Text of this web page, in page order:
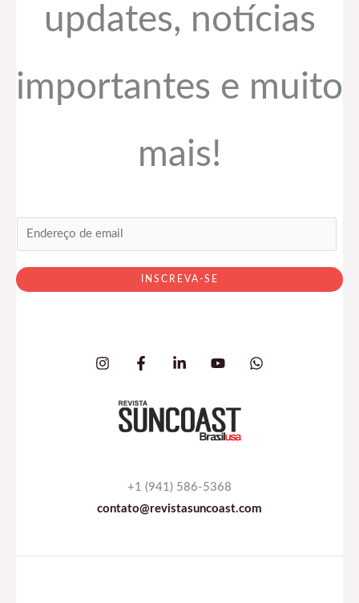
updates, notícias
importantes e muito
mais!
m
a
INSCREVA-SE
+1 (941) 586-5368
contato@revistasuncoast.com